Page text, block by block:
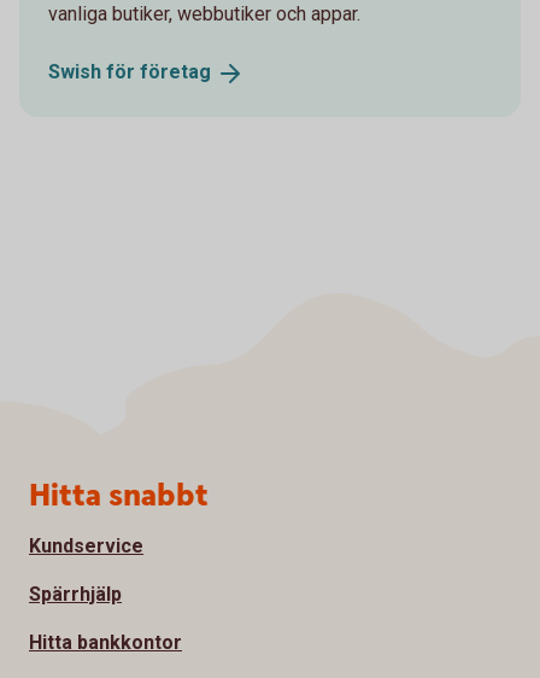
vanliga butiker, webbutiker och appar.
Swish för företag
Sidfot
Hitta snabbt
Kundservice
Spärrhjälp
Hitta bankkontor